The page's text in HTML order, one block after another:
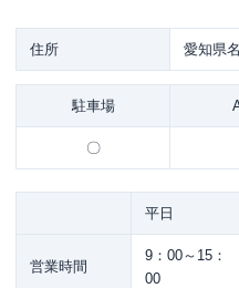
住所 愛知県
駐車場
〇
平日
営業時間
9：00～15：
00